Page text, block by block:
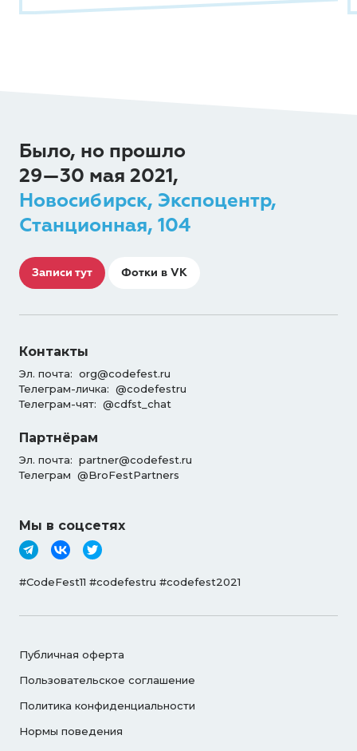
Было, но прошло
29—30 мая 2021,
Новосибирск, Экспоцентр,
Станционная, 104
Записи тут Фотки в VK
Контакты
Эл. почта: org@codefest.ru
Телеграм-личка: @codefestru
Телеграм-чят: @cdfst_chat
Партнёрам
Эл. почта: partner@codefest.ru
Телеграм @BroFestPartners
Мы в соцсетях
#CodeFest11 #codefestru #codefest2021
Публичная оферта
Пользовательское соглашение
Политика конфиденциальности
Нормы поведения